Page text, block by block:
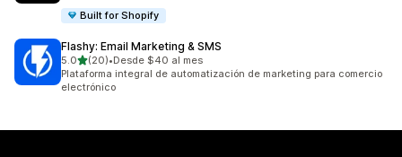
Built for Shopify
Flashy: Email Marketing & SMS
5.0de 5 estrellas
(20)
20 reseñas en total
•Desde $40 al mes
Plataforma integral de automatización de marketing para comercio
electrónico